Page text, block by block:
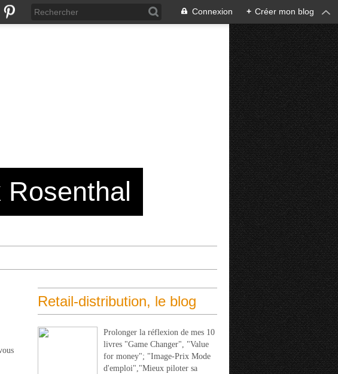
Connexion + Créer mon blog
Retail-distribution, le blog
Prolonger la réflexion de mes 10
livres "Game Changer", "Value
for money"; "Image-Prix Mode
d'emploi","Mieux piloter sa